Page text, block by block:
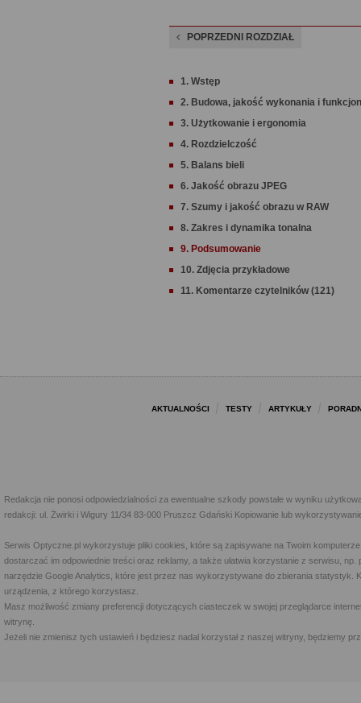
POPRZEDNI ROZDZIAŁ
1. Wstęp
2. Budowa, jakość wykonania i
3. Użytkowanie i ergonomia
4. Rozdzielczość
5. Balans bieli
6. Jakość obrazu JPEG
7. Szumy i jakość obrazu w RAW
8. Zakres i dynamika tonalna
9. Podsumowanie
10. Zdjęcia przykładowe
11. Komentarze czytelników (121)
AKTUALNOŚCI TESTY ARTYKUŁY
Redakcja nie ponosi odpowiedzialności za ewentualne szkody powstałe w wyniku
redakcji: ul. Żwirki i Wigury 11/34 83-000 Pruszcz Gdański Kopiowanie lub
Serwis Optyczne.pl wykorzystuje pliki cookies, które są zapisywane na Twoim
dostarczać im odpowiednie treści oraz reklamy, a także ułatwia korzystanie z serwisu,
narzędzie Google Analytics, które jest przez nas wykorzystywane do zbierania statystyk.
urządzenia, z którego korzystasz.
Masz możliwość zmiany preferencji dotyczących ciasteczek w swojej przeglądarce
witrynę.
Jeżeli nie zmienisz tych ustawień i będziesz nadal korzystał z naszej witryny, będziemy